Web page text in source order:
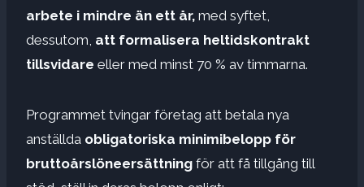
arbete i mindre än ett år, med syftet,
dessutom, att formalisera heltidskontrakt
tillsvidare eller med minst 70 % av timmarna.
Programmet tvingar företag att betala nya
anställda obligatoriska minimibelopp för
bruttoårslöneersättning för att få tillgång till